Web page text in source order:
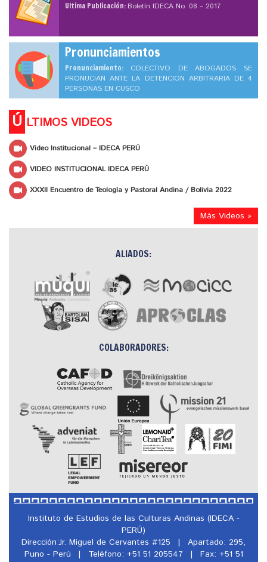
Ultima Publicación:Boletín IDECA No. 08 – 2017
Pronunciamientos
Pronunciamiento: COLECTIVO DE ABOGADOS SE
PRONUCIAN ANTE LA DETENCION ARBITRARIA DE 4
PERSONAS EN CUSCO
Ú LTIMOS VIDEOS
Video Institucional – IDECA PERÚ
VIDEO INSTITUCIONAL IDECA PERÚ
XXXII Encuentro de Teología y Pastoral Andina / Bolivia 2022
Más Videos »
ALIADOS:
COLABORADORES:
Instituto de Estudios de las Culturas Andinas (IDECA -
PERÚ)
Dirección:Jr. Miguel de Cervantes #125
|
Apartado: 295,
Puno - Perú
| Teléfono: +51 51 205547 |
Fax: +51 51